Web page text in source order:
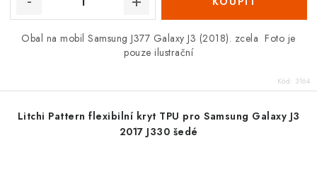
Obal na mobil Samsung J377 Galaxy J3 (2018). zcela Foto je
pouze ilustrační
Kód: 3164
Litchi Pattern flexibilní kryt TPU pro Samsung Galaxy J3
2017 J330 šedé